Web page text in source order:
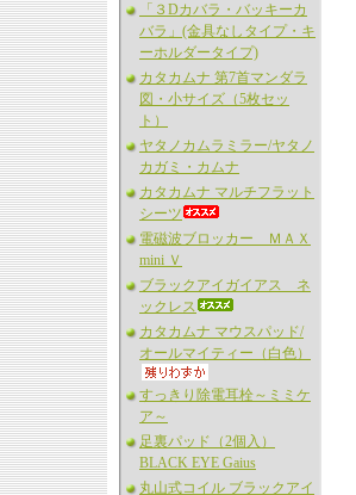
「３Dカバラ・バッキーカ
バラ」(金具なしタイプ・キ
ーホルダータイプ)
カタカムナ 第7首マンダラ
図・小サイズ（5枚セッ
ト）
ヤタノカムラミラー/ヤタノ
カガミ・カムナ
カタカムナ マルチフラット
シーツ
電磁波ブロッカー ＭＡＸ
mini Ｖ
ブラックアイガイアス ネ
ックレス
カタカムナ マウスパッド/
オールマイティー（白色）
すっきり除電耳栓～ミミケ
ア～
足裏パッド（2個入）
BLACK EYE Gaius
丸山式コイル ブラックアイ